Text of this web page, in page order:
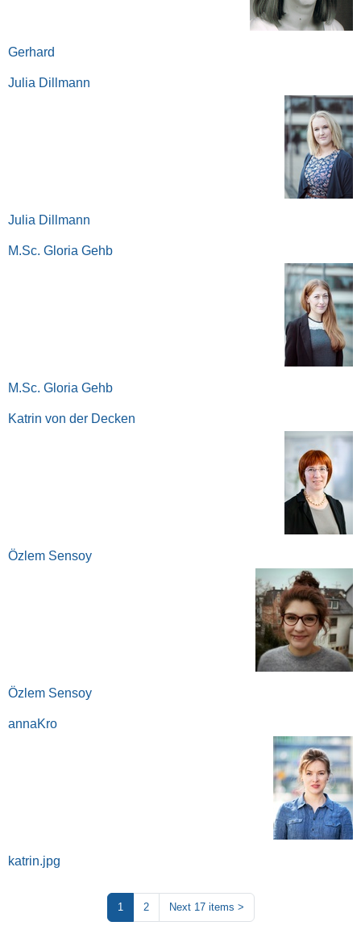
Gerhard
Julia Dillmann
Julia Dillmann
M.Sc. Gloria Gehb
M.Sc. Gloria Gehb
Katrin von der Decken
Özlem Sensoy
Özlem Sensoy
annaKro
katrin.jpg
1 2 Next 17 items >